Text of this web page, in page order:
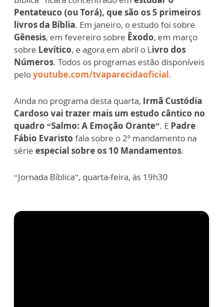
Pentateuco (ou Torá), que são os 5 primeiros
livros da Bíblia. Em janeiro, o estudo foi sobre
Gênesis, em fevereiro sobre Êxodo, em março
sobre Levítico, e agora em abril o Livro dos
Números. Todos os programas estão disponíveis
peloyoutube.com/tvaparecidaoficial.
Ainda no programa desta quarta, Irmã Custódia
Cardoso vai trazer mais um estudo cântico no
quadro “Salmo: A Emoção Orante”. E Padre
Fábio Evaristo fala sobre o 2º mandamento na
série especial sobre os 10 Mandamentos.
“Jornada Bíblica”, quarta-feira, às 19h30